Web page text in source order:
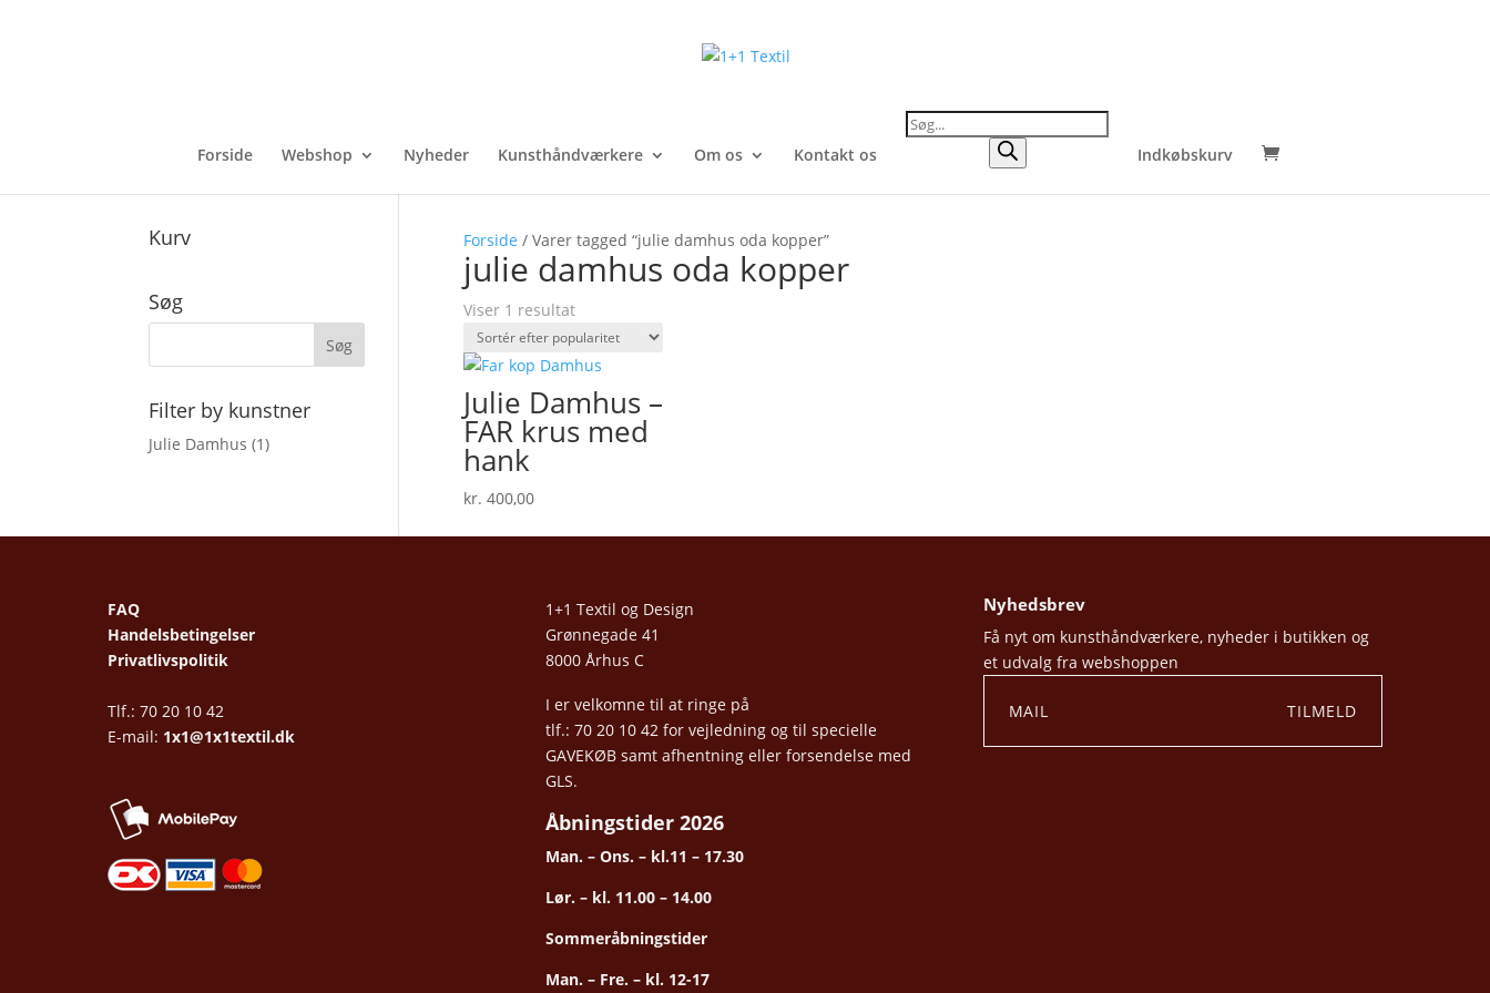
Forside Webshop Nyheder Kunsthåndværkere Om os Kontakt os
Products
search
Indkøbskurv
Forside / Varer tagged “julie damhus oda kopper”
julie damhus oda kopper
Viser 1 resultat
Julie Damhus –
FAR krus med
hank
kr. 400,00
Kurv
Søg
Filter by kunstner
Julie Damhus (1)
FAQ
Handelsbetingelser
Privatlivspolitik
Tlf.: 70 20 10 42
E-mail: 1x1@1x1textil.dk
1+1 Textil og Design
Grønnegade 41
8000 Århus C
I er velkomne til at ringe på
tlf.: 70 20 10 42 for vejledning og til specielle
GAVEKØB samt afhentning eller forsendelse med
GLS.
Åbningstider 2026
Man. – Ons. – kl.11 – 17.30
Lør. – kl. 11.00 – 14.00
Sommeråbningstider
Man. – Fre. – kl. 12-17
Nyhedsbrev
Få nyt om kunsthåndværkere, nyheder i butikken og
et udvalg fra webshoppen
TILMELD